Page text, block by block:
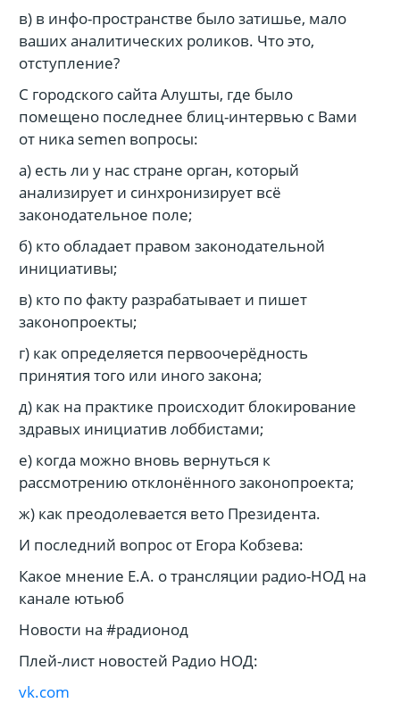
в) в инфо-пространстве было затишье, мало
ваших аналитических роликов. Что это,
отступление?
С городского сайта Алушты, где было
помещено последнее блиц-интервью с Вами
от ника semen вопросы:
а) есть ли у нас стране орган, который
анализирует и синхронизирует всё
законодательное поле;
б) кто обладает правом законодательной
инициативы;
в) кто по факту разрабатывает и пишет
законопроекты;
г) как определяется первоочерёдность
принятия того или иного закона;
д) как на практике происходит блокирование
здравых инициатив лоббистами;
е) когда можно вновь вернуться к
рассмотрению отклонённого законопроекта;
ж) как преодолевается вето Президента.
И последний вопрос от Егора Кобзева:
Какое мнение Е.А. о трансляции радио-НОД на
канале ютьюб
Новости на #радионод
Плей-лист новостей Радио НОД:
vk.com